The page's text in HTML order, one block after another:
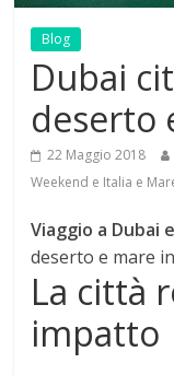
Blog
Dubai
deserto
22 Maggio 2018
Weekend e Italia e
Viaggio a Dubai
deserto e mare
La città
impatto